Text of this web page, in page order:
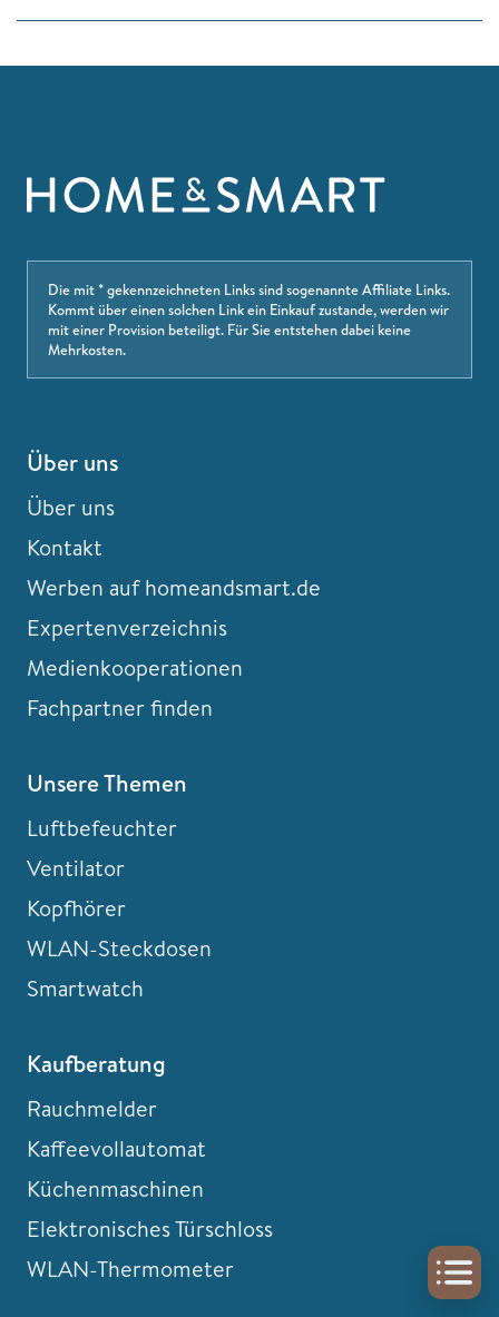
Die mit * gekennzeichneten Links sind sogenannte Affiliate Links.
Kommt über einen solchen Link ein Einkauf zustande, werden wir
mit einer Provision beteiligt. Für Sie entstehen dabei keine
Mehrkosten.
Über uns
Über uns
Kontakt
Werben auf homeandsmart.de
Expertenverzeichnis
Medienkooperationen
Fachpartner finden
Unsere Themen
Luftbefeuchter
Ventilator
Kopfhörer
WLAN-Steckdosen
Smartwatch
Kaufberatung
Rauchmelder
Kaffeevollautomat
Küchenmaschinen
Elektronisches Türschloss
WLAN-Thermometer